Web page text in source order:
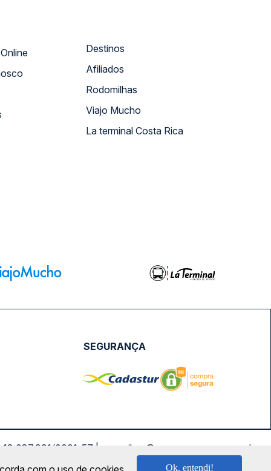
Atendimento Online
Destinos
Afiliados
Rodomilhas
Viajo Mucho
La terminal Costa Rica
SEGURANÇA
0001-57 | saconibus@queropassagem.com.br
Ok, entendi!